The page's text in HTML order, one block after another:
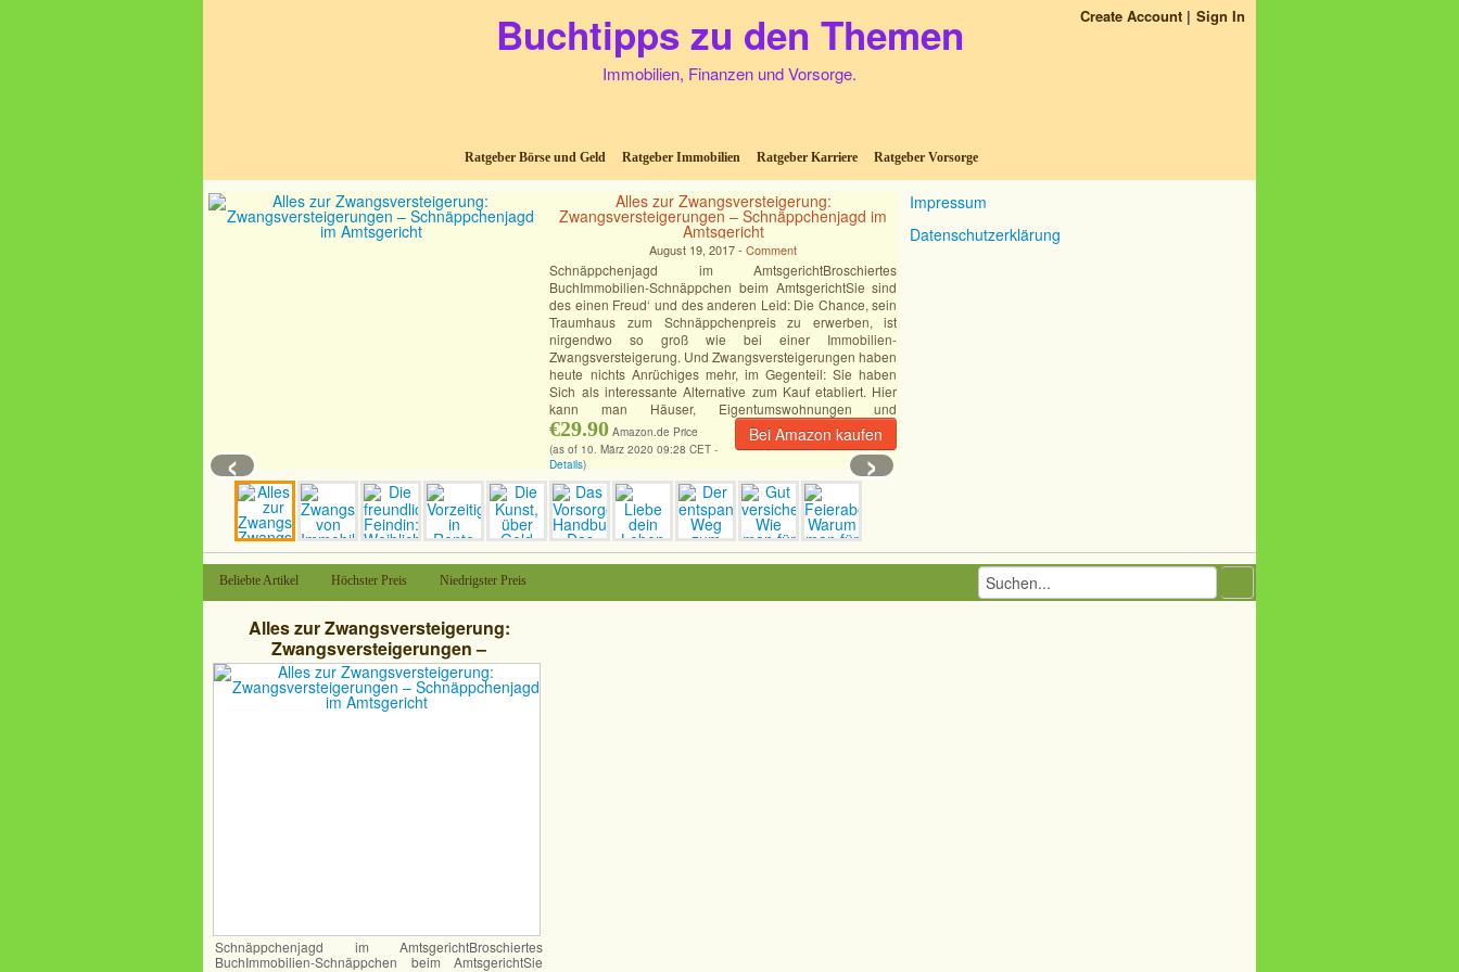
Create Account Sign In
Buchtipps zu den Themen
Immobilien, Finanzen und Vorsorge.
Ratgeber Börse und Geld Ratgeber Immobilien Ratgeber Karriere Ratgeber Vorsorge
Alles zur Zwangsversteigerung:
Zwangsversteigerungen – Schnäppchenjagd im
Amtsgericht
August 19, 2017 -Comment
Schnäppchenjagd im AmtsgerichtBroschiertes
BuchImmobilien-Schnäppchen beim AmtsgerichtSie sind
des einen Freud‘ und des anderen Leid: Die Chance, sein
Traumhaus zum Schnäppchenpreis zu erwerben, ist
nirgendwo so groß wie bei einer Immobilien-
Zwangsversteigerung. Und Zwangsversteigerungen haben
heute nichts Anrüchiges mehr, im Gegenteil: Sie haben
Sich als interessante Alternative zum Kauf etabliert. Hier
kann man Häuser, Eigentumswohnungen und
Grundstücke[Mehr] Bei Amazon kaufen
€29.90 Amazon.de Price
(as of 10. März 2020 09:28 CET -
Details)
‹ ›
Impressum
Datenschutzerklärung
Beliebte Artikel Höchster Preis Niedrigster Preis
Alles zur Zwangsversteigerung:
Zwangsversteigerungen –
Schnäppchenjagd im Amtsgericht
Schnäppchenjagd im AmtsgerichtBroschiertes
BuchImmobilien-Schnäppchen beim AmtsgerichtSie